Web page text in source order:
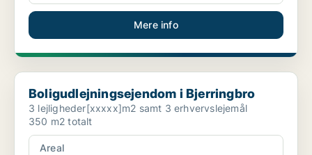
Mere info
Boligudlejningsejendom i Bjerringbro
Boligudlejningsejendom i Bjerringbro
3 lejligheder[xxxxx]m2 samt 3 erhvervslejemål
350 m2 totalt
Areal